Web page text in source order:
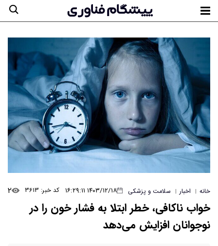
خانه | اخبار | سلامت و پزشکی ۱۴۰۳/۱۲/۱۸ ۱۶:۲۹:۱۱ کد خبر: ۳۶۱۳ ۲
خواب ناکافی، خطر ابتلا به فشار خون را در
نوجوانان افزایش می‌دهد